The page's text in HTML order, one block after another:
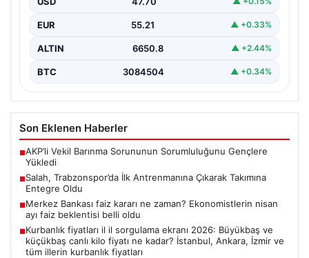
Doğayla…
EUR 55.21 ▲ +0.33%
ALTIN 6650.8 ▲ +2.44%
BTC 3084504 ▲ +0.34%
Son Eklenen Haberler
■AKP’li Vekil Barınma Sorununun Sorumluluğunu Gençlere
Yükledi
■Salah, Trabzonspor’da İlk Antrenmanına Çıkarak Takımına
Entegre Oldu
■Merkez Bankası faiz kararı ne zaman? Ekonomistlerin nisan
ayı faiz beklentisi belli oldu
■Kurbanlık fiyatları il il sorgulama ekranı 2026: Büyükbaş ve
küçükbaş canlı kilo fiyatı ne kadar? İstanbul, Ankara, İzmir ve
tüm illerin kurbanlık fiyatları